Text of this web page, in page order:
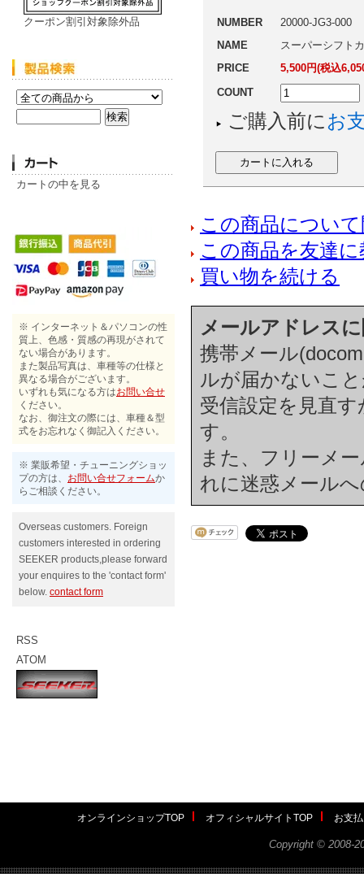
クーポン割引対象除外品
カートの中を見る
※ インターネット＆パソコンの性
質上、色感・質感の再現がされて
ない場合があります。
また製品写真は、車種等の仕様と
異なる場合がございます。
いずれも気になる方はお問い合せ
ください。
なお、御注文の際には、車種＆型
式をお忘れなく御記入ください。
※ 業販希望・チューニングショッ
プの方は、 お問い合せフォームか
らご相談ください。
Overseas customers. Foreign
customers interested in ordering
SEEKER products,please forward
your enquires to the 'contact form'
below. contact form
RSS
ATOM
NUMBER
20000-JG3-000
NAME
スーパーシフト
PRICE
5,500円(税込
COUNT
ご購入前に お
この商品につい
この商品を友達
買い物を続ける
メールアドレス
携帯メール
ルが届かないこ
受信設定を見直
す。
また、フリーメ
れに迷惑メール
オンラインショップTOP オフィシャルサイトTOP お支
Copyright © 2008-